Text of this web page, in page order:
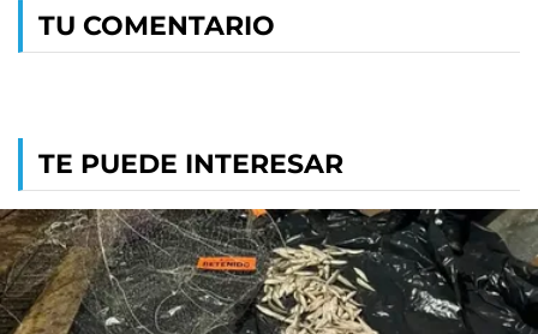
TU COMENTARIO
TE PUEDE INTERESAR